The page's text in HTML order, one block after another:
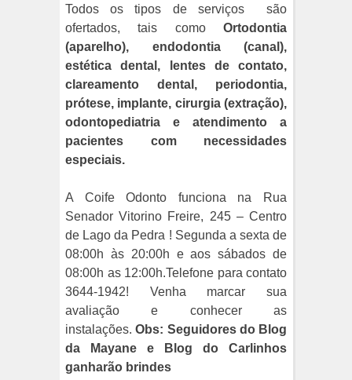
Todos os tipos de serviços
são
ofertados, tais como Ortodontia
(aparelho), endodontia (canal),
estética dental, lentes de contato,
clareamento dental, periodontia,
prótese, implante, cirurgia (extração),
odontopediatria e atendimento a
pacientes com necessidades
especiais.
A Coife Odonto funciona na Rua
Senador Vitorino Freire, 245 – Centro
de Lago da Pedra ! Segunda a sexta de
08:00h às 20:00h e aos sábados de
08:00h as 12:00h.Telefone para contato
3644-1942! Venha marcar sua
avaliação e conhecer as
instalações.Obs: Seguidores do Blog
da Mayane e Blog do Carlinhos
ganharão brindes